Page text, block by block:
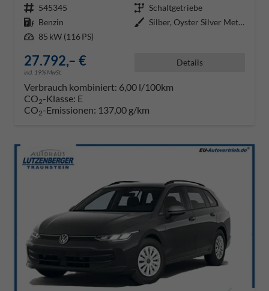
Fahrzeugnr. 545345 Getriebe Schaltgetriebe
Kraftstoff Benzin Außenfarbe
Silber, Oyster Silver Metallic (
Leistung 85 kW (116 PS)
27.792,– €
incl. 19% MwSt.
Details
Verbrauch kombiniert: 6,00 l/100km
CO2-Klasse: E
CO2-Emissionen: 137,00 g/km